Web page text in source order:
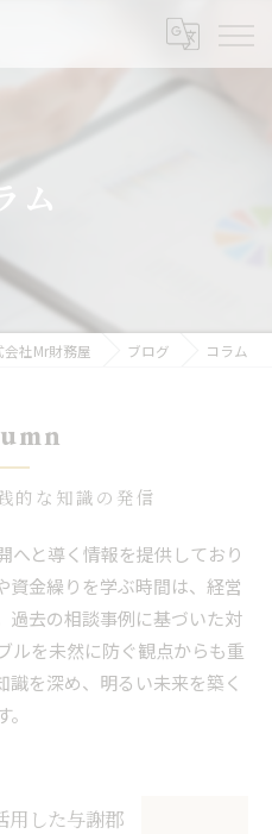
ム
社Mr財務屋 ブログ コラム
的な知識の発信
へと導く情報を提供しており
資金繰りを学ぶ時間は、経営
過去の相談事例に基づいた対
ルを未然に防ぐ観点からも重
を深め、明るい未来を築く
用した与謝郡